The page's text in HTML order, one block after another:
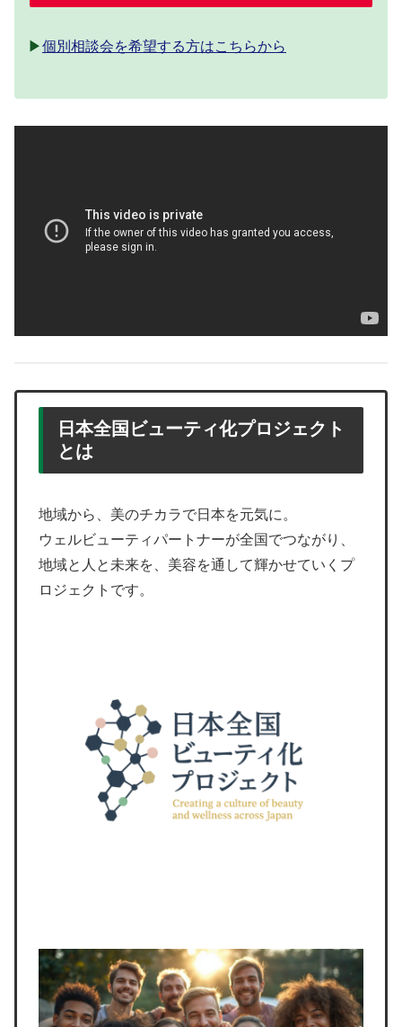
▶個別相談会を希望する方はこちらから
日本全国ビューティ化プロジェクト
とは
地域から、美のチカラで日本を元気に。
ウェルビューティパートナーが全国でつながり、
地域と人と未来を、美容を通して輝かせていくプ
ロジェクトです。